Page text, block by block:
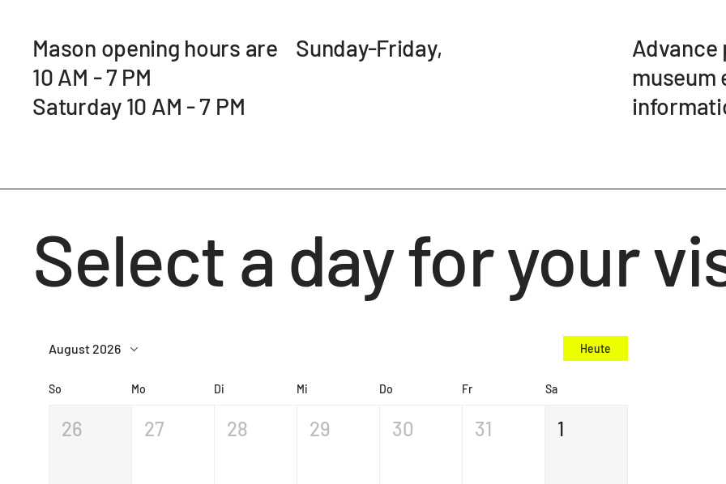
Mason opening hours are Sunday-Friday,
10 AM - 7 PM
Saturday 10 AM - 7 PM
Advance
museum
Select a day for your
August 2026 Heute
So Mo Di Mi Do Fr Sa
26 27 28 29 30 31 1